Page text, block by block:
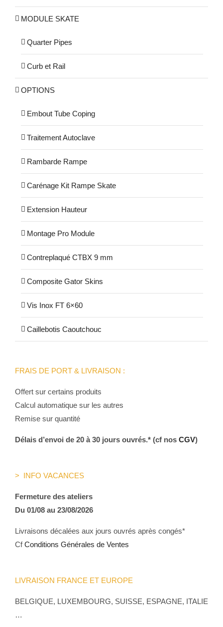
MODULE SKATE
Quarter Pipes
Curb et Rail
OPTIONS
Embout Tube Coping
Traitement Autoclave
Rambarde Rampe
Carénage Kit Rampe Skate
Extension Hauteur
Montage Pro Module
Contreplaqué CTBX 9 mm
Composite Gator Skins
Vis Inox FT 6×60
Caillebotis Caoutchouc
FRAIS DE PORT & LIVRAISON :
Offert sur certains produits
Calcul automatique sur les autres
Remise sur quantité
Délais d’envoi de 20 à 30 jours ouvrés.* (cf nos CGV)
> INFO VACANCES
Fermeture des ateliers
Du 01/08 au 23/08/2026
Livraisons décalées aux jours ouvrés après congés*
CfConditions Générales de Ventes
LIVRAISON FRANCE ET EUROPE
BELGIQUE, LUXEMBOURG, SUISSE, ESPAGNE, ITALIE
…